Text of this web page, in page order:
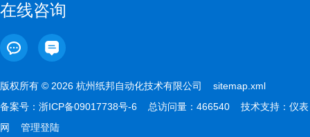
在线咨询
版权所有 © 2026 杭州纸邦自动化技术有限公司 sitemap.xml
备案号： 浙ICP备09017738号-6 总访问量：466540 技术支持： 仪表
网
管理登陆